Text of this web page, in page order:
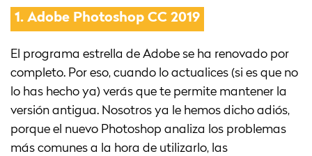
1. Adobe Photoshop CC 2019
El programa estrella de Adobe se ha renovado por
completo. Por eso, cuando lo actualices (si es que no
lo has hecho ya) verás que te permite mantener la
versión antigua. Nosotros ya le hemos dicho adiós,
porque el nuevo Photoshop analiza los problemas
más comunes a la hora de utilizarlo, las